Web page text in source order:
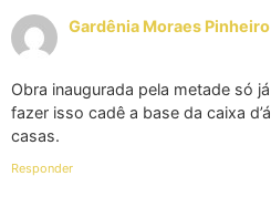
Gardênia Moraes Pinheiro
Obra inaugurada pela metade só
fazer isso cadê a base da caixa
casas.
Responder